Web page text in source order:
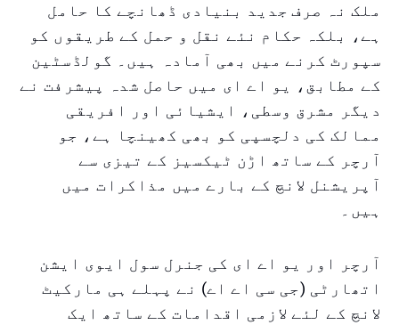
ملک نہ صرف جدید بنیادی ڈھانچے کا حامل
ہے، بلکہ حکام نئے نقل و حمل کے طریقوں کو
سپورٹ کرنے میں بھی آمادہ ہیں۔ گولڈسٹین
کے مطابق، یو اے ای میں حاصل شدہ پیشرفت نے
دیگر مشرق وسطی، ایشیائی اور افریقی
ممالک کی دلچسپی کو بھی کھینچا ہے، جو
آرچر کے ساتھ اڑن ٹیکسیز کے تیزی سے
آپریشنل لانچ کے بارے میں مذاکرات میں
ہیں۔
آرچر اور یو اے ای کی جنرل سول ایوی ایشن
اتھارٹی (جی سی اے اے) نے پہلے ہی مارکیٹ
لانچ کے لئے لازمی اقدامات کے ساتھ ایک